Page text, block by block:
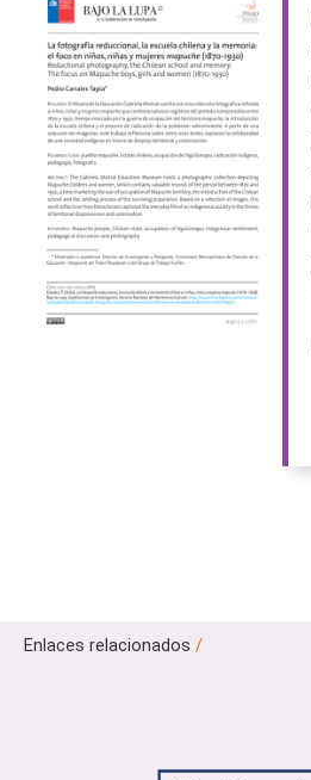
Enlaces relacionados /